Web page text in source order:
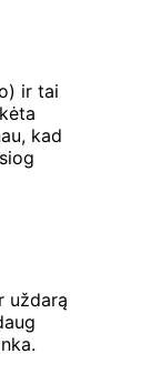
ir tai
kad
uždarą